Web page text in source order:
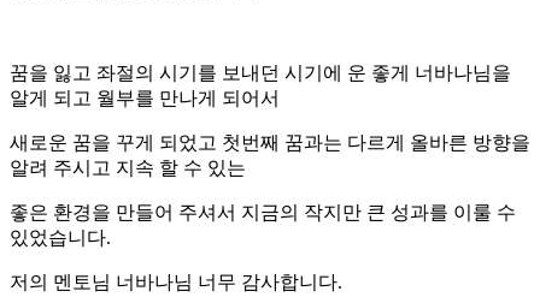
꿈을 잃고 좌절의 시기를 보내던 시기에 운 좋게 너바나님을
알게 되고 월부를 만나게 되어서
새로운 꿈을 꾸게 되었고 첫번째 꿈과는 다르게 올바른 방향을
알려 주시고 지속 할 수 있는
좋은 환경을 만들어 주셔서 지금의 작지만 큰 성과를 이룰 수
있었습니다.
저의 멘토님 너바나님 너무 감사합니다.